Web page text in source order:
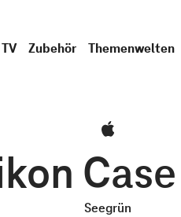
TV Zubehör Themenwelten
Seegrün